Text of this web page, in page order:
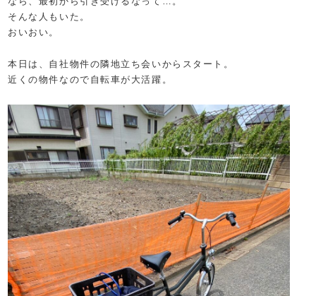
そんな人もいた。
おいおい。
本日は、自社物件の隣地立ち会いからスタート。
近くの物件なので自転車が大活躍。